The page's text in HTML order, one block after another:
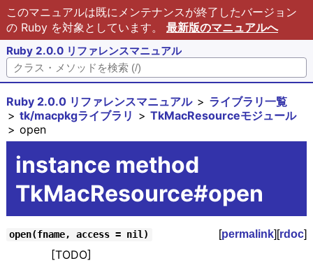
このマニュアルは既にメンテナンスが終了したバージョン
の Ruby を対象としています。 最新版のマニュアルへ
Ruby 2.0.0 リファレンスマニュアル
Ruby 2.0.0 リファレンスマニュアル
ライブラリ一覧
tk/macpkgライブラリ
TkMacResourceモジュール
open
instance method
TkMacResource#open
open(fname, access = nil) [permalink][rdoc]
[TODO]